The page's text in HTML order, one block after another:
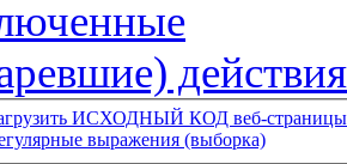
действия
ИСХОДНЫЙ КОД веб-страницы
выражения (выборка)